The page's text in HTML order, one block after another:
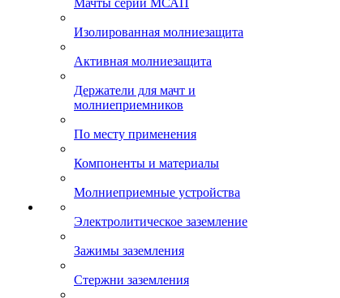
Мачты серии МСАП
Изолированная молниезащита
Активная молниезащита
Держатели для мачт и
молниеприемников
По месту применения
Компоненты и материалы
Молниеприемные устройства
Электролитическое заземление
Зажимы заземления
Стержни заземления